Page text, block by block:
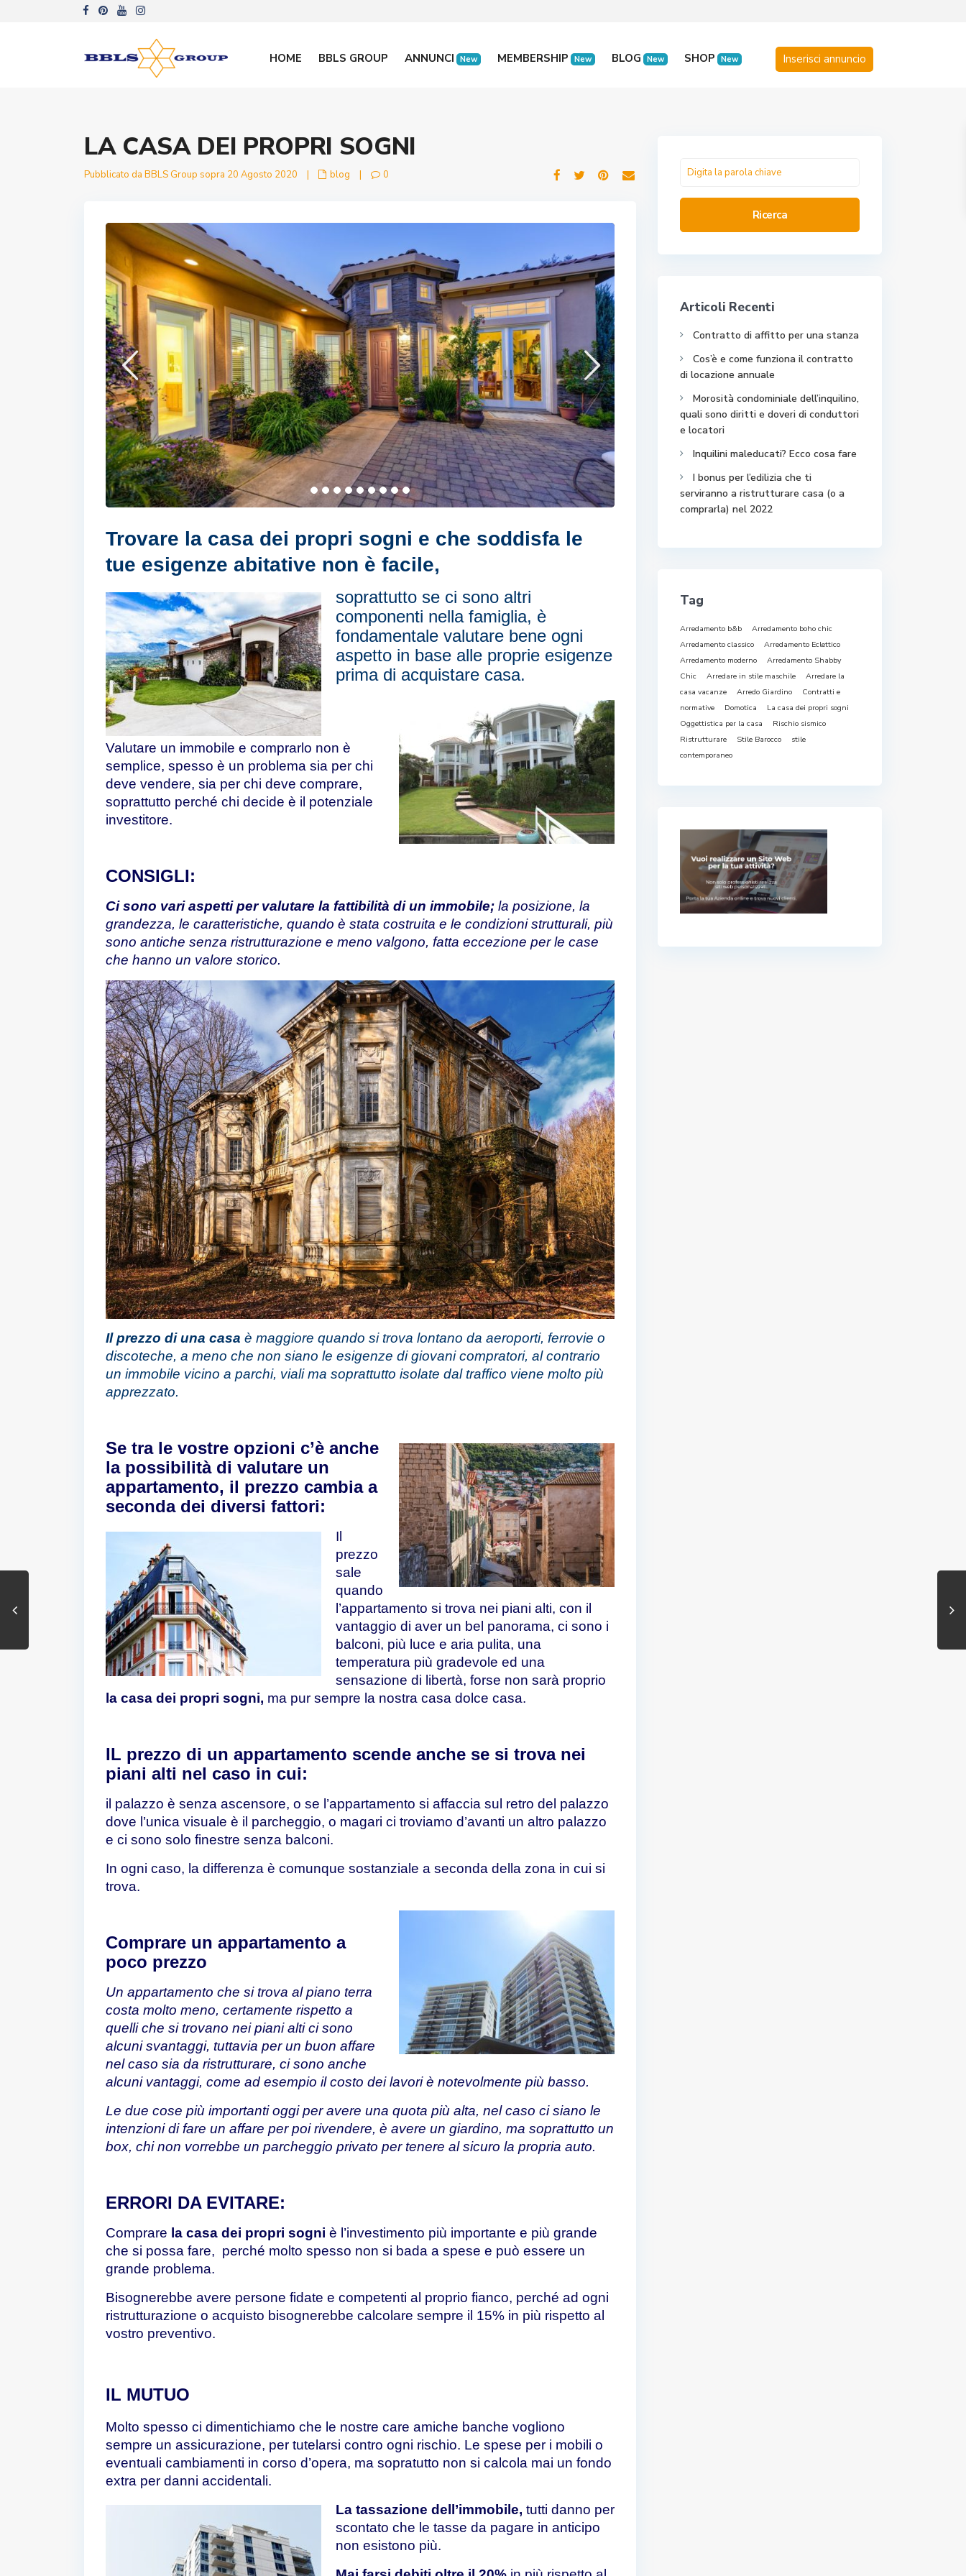
HOME BBLS GROUP ANNUNCI New MEMBERSHIP New BLOG New SHOP New
LA CASA DEI PROPRI SOGNI
Pubblicato da BBLS Group sopra 20 Agosto 2020 | blog | 0
Trovare la casa dei propri sogni e che soddisfa le
tue esigenze abitative non è facile,
soprattutto se ci sono altri
componenti nella famiglia, è
fondamentale valutare bene ogni
aspetto in base alle proprie esigenze
prima di acquistare casa.
Valutare un immobile e comprarlo non è
semplice, spesso è un problema sia per chi
deve vendere, sia per chi deve comprare,
soprattutto perché chi decide è il potenziale
investitore.
CONSIGLI:
Ci sono vari aspetti per valutare la fattibilità di un immobile; la posizione, la
grandezza, le caratteristiche, quando è stata costruita e le condizioni strutturali, più
sono antiche senza ristrutturazione e meno valgono, fatta eccezione per le case
che hanno un valore storico.
Il prezzo di una casa è maggiore quando si trova lontano da aeroporti, ferrovie o
discoteche, a meno che non siano le esigenze di giovani compratori, al contrario
un immobile vicino a parchi, viali ma soprattutto isolate dal traffico viene molto più
apprezzato.
Se tra le vostre opzioni c’è anche
la possibilità di valutare un
appartamento, il prezzo cambia a
seconda dei diversi fattori:
Il
prezzo
sale
quando
l’appartamento si trova nei piani alti, con il
vantaggio di aver un bel panorama, ci sono i
balconi, più luce e aria pulita, una
temperatura più gradevole ed una
sensazione di libertà, forse non sarà proprio
la casa dei propri sogni, ma pur sempre la nostra casa dolce casa.
IL prezzo di un appartamento scende anche se si trova nei
piani alti nel caso in cui:
il palazzo è senza ascensore, o se l’appartamento si affaccia sul retro del palazzo
dove l’unica visuale è il parcheggio, o magari ci troviamo d’avanti un altro palazzo
e ci sono solo finestre senza balconi.
In ogni caso, la differenza è comunque sostanziale a seconda della zona in cui si
trova.
Comprare un appartamento a
poco prezzo
Un appartamento che si trova al piano terra
costa molto meno, certamente rispetto a
quelli che si trovano nei piani alti ci sono
alcuni svantaggi, tuttavia per un buon affare
nel caso sia da ristrutturare, ci sono anche
alcuni vantaggi, come ad esempio il costo dei lavori è notevolmente più basso.
Le due cose più importanti oggi per avere una quota più alta, nel caso ci siano le
intenzioni di fare un affare per poi rivendere, è avere un giardino, ma soprattutto un
box, chi non vorrebbe un parcheggio privato per tenere al sicuro la propria auto.
ERRORI DA EVITARE:
Comprare la casa dei propri sogni è l’investimento più importante e più grande
che si possa fare, perché molto spesso non si bada a spese e può essere un
grande problema.
Bisognerebbe avere persone fidate e competenti al proprio fianco, perché ad ogni
ristrutturazione o acquisto bisognerebbe calcolare sempre il 15% in più rispetto al
vostro preventivo.
IL MUTUO
Molto spesso ci dimentichiamo che le nostre care amiche banche vogliono
sempre un assicurazione, per tutelarsi contro ogni rischio. Le spese per i mobili o
eventuali cambiamenti in corso d’opera, ma sopratutto non si calcola mai un fondo
extra per danni accidentali.
La tassazione dell’immobile, tutti danno per
scontato che le tasse da pagare in anticipo
non esistono più.
Ricerca
Articoli Recenti
Contratto di affitto per una stanza
Cos’è e come funziona il contratto
di locazione annuale
Morosità condominiale dell’inquilino,
quali sono diritti e doveri di conduttori
e locatori
Inquilini maleducati? Ecco cosa fare
I bonus per l’edilizia che ti
serviranno a ristrutturare casa (o a
comprarla) nel 2022
Tag
Arredamento b&b
Arredamento boho chic
Arredamento classico
Arredamento Eclettico
Arredamento moderno
Arredamento Shabby
Chic
Arredare in stile maschile
Arredare la
casa vacanze
Arredo Giardino
Contratti e
normative
Domotica
La casa dei propri sogni
Oggettistica per la casa
Rischio sismico
Ristrutturare
Stile Barocco
stile
contemporaneo